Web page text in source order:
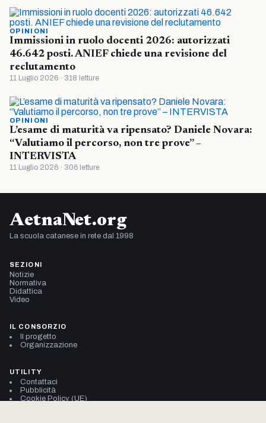
OPINIONI
Immissioni in ruolo docenti 2026: autorizzati
46.642 posti. ANIEF chiede una revisione del
reclutamento
11 Luglio 2026 · 318 letture
OPINIONI
L’esame di maturità va ripensato? Daniele Novara:
“Valutiamo il percorso, non tre prove” –
INTERVISTA
11 Luglio 2026 · 306 letture
AetnaNet.org
La scuola catanese in rete dal 1998
SEZIONI
Notizie
Normativa
Didattica
Video
IL CONSORZIO
Il progetto
Organizzazione
UTILITY
Contattaci
Pubblicità
Cookie Policy (UE)